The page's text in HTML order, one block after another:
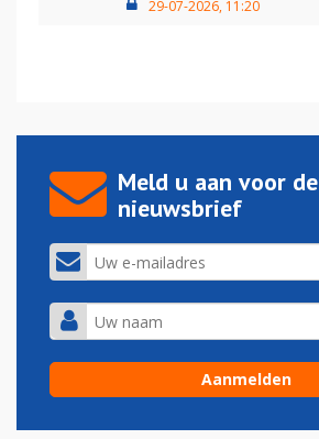
29-07-2026, 11:20
Meld u aan voor de
nieuwsbrief